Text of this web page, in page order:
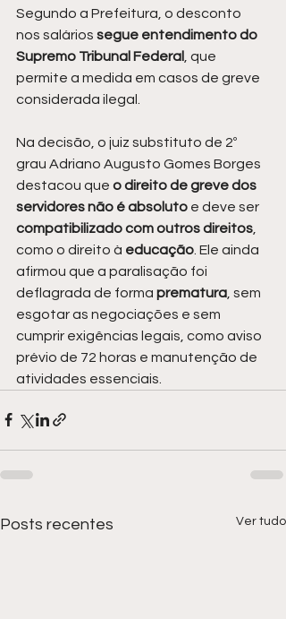
Segundo a Prefeitura, o desconto
nos salários segue entendimento do
Supremo Tribunal Federal
, que
permite a medida em casos de greve
considerada ilegal.
Na decisão, o juiz substituto de 2º
grau Adriano Augusto Gomes Borges
destacou que o direito de greve dos
servidores não é absoluto e deve ser
compatibilizado com outros direitos
como o direito à educação . Ele ainda
afirmou que a paralisação foi
deflagrada de forma prematura , sem
esgotar as negociações e sem
cumprir exigências legais, como aviso
prévio de 72 horas e manutenção de
atividades essenciais.
Posts recentes Ver tudo